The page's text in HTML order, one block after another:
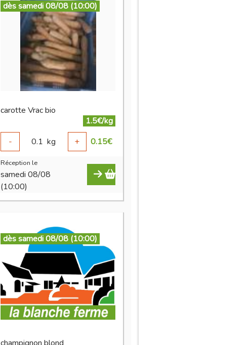
dès samedi 08/08 (10:00)
carotte Vrac bio
1.5€/kg
-
0.1 kg + 0.15€
Réception le
samedi 08/08
(10:00)
dès samedi 08/08 (10:00)